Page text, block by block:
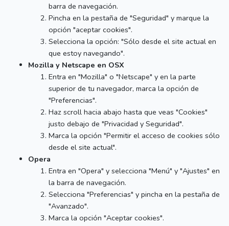
barra de navegación.
Pincha en la pestaña de "Seguridad" y marque la
opción "aceptar cookies".
Selecciona la opción: "Sólo desde el site actual en
que estoy navegando".
Mozilla y Netscape en OSX
Entra en "Mozilla" o "Netscape" y en la parte
superior de tu navegador, marca la opción de
"Preferencias".
Haz scroll hacia abajo hasta que veas "Cookies"
justo debajo de "Privacidad y Seguridad".
Marca la opción "Permitir el acceso de cookies sólo
desde el site actual".
Opera
Entra en "Opera" y selecciona "Menú" y "Ajustes" en
la barra de navegación.
Selecciona "Preferencias" y pincha en la pestaña de
"Avanzado".
Marca la opción "Aceptar cookies".